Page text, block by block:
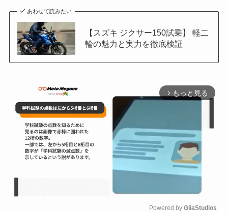
あわせて読みたい
【スズキ ジクサー150試乗】 軽二
輪の魅力と実力を徹底検証
arrow_forward_ios もっと見る
Powered by GliaStudios